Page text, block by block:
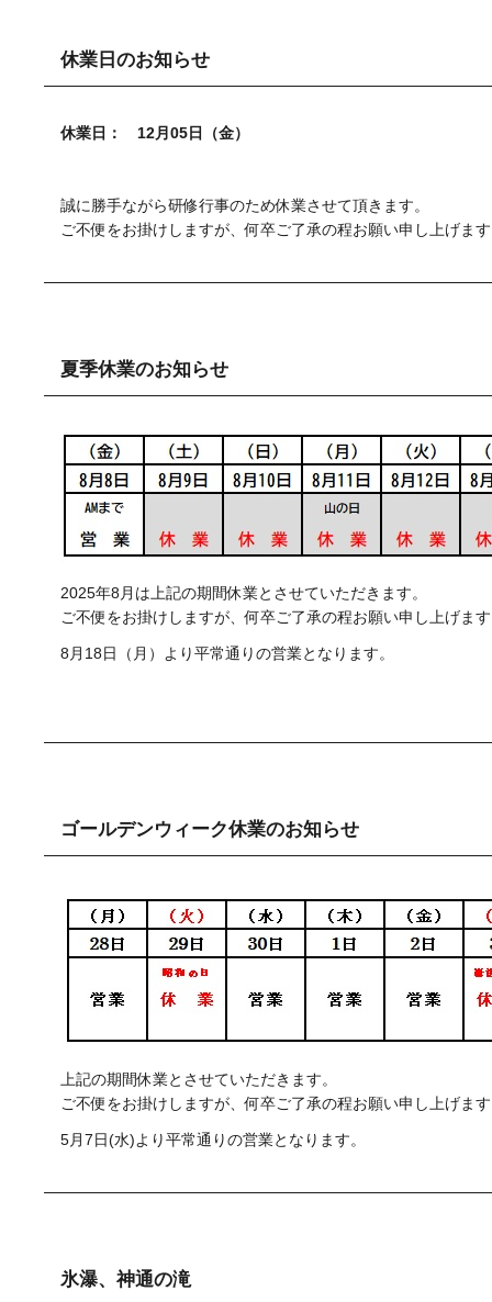
休業日のお知らせ
休業日： 12月05日（金）
誠に勝手ながら研修行事のため休業させて頂きます。
ご不便をお掛けしますが、何卒ご了承の程お願い申し上げま
夏季休業のお知らせ
2025年8月は上記の期間休業とさせていただきます。
ご不便をお掛けしますが、何卒ご了承の程お願い申し上げま
8月18日（月）より平常通りの営業となります。
ゴールデンウィーク休業のお知らせ
上記の期間休業とさせていただきます。
ご不便をお掛けしますが、何卒ご了承の程お願い申し上げま
5月7日(水)より平常通りの営業となります。
氷瀑、神通の滝